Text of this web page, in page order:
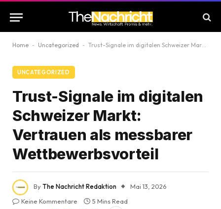
Home - Uncategorized - Trust-Signale im digitalen Schweizer Markt: Vertrauen als messbarer Wettbewerbsvorteil
UNCATEGORIZED
Trust-Signale im digitalen
Schweizer Markt:
Vertrauen als messbarer
Wettbewerbsvorteil
ByThe Nachricht Redaktion
Mai 13, 2026
Keine Kommentare
5 Mins Read